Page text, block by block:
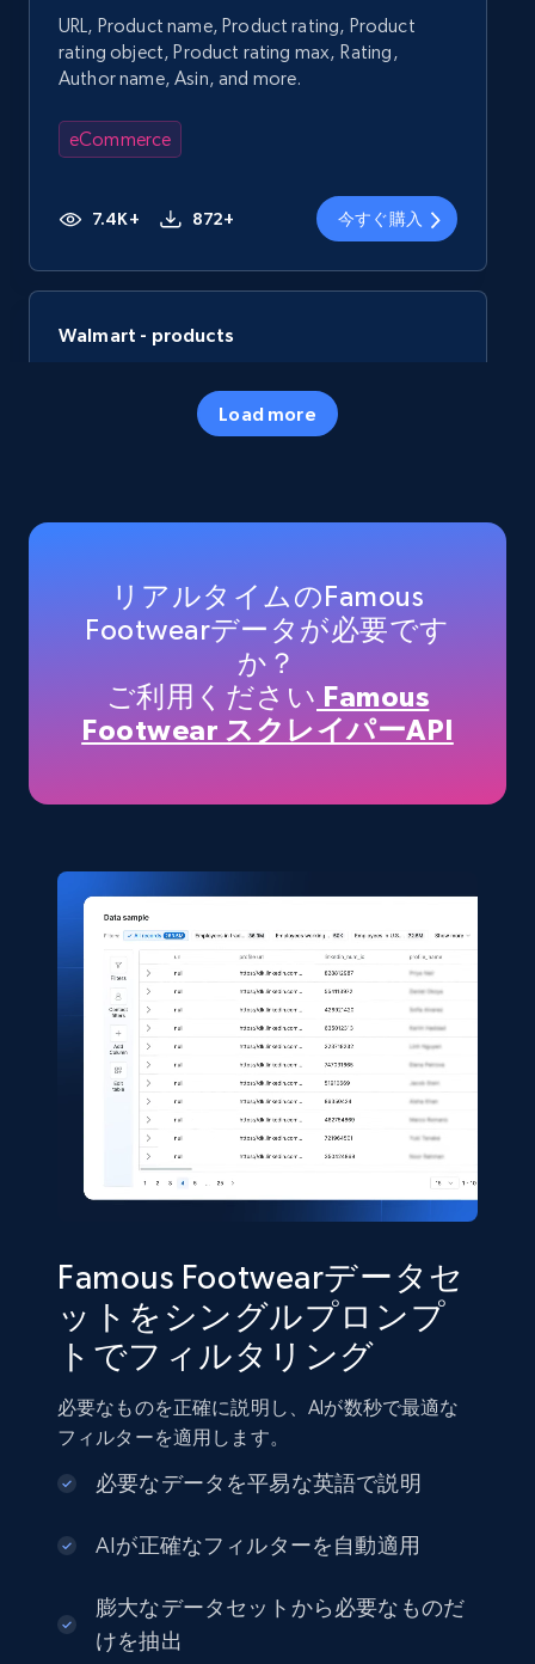
URL, Product name, Product rating, Product
rating object, Product rating max, Rating,
Author name, Asin, and more.
eCommerce
7.4K+ 872+ 今すぐ購入
Walmart - products
Specifications, Image urls, Top reviews, and
TikTok Shop
URL, Title, Available, Description, Currency, Initial
price, Final price, Discount percent, and more.
eCommerce
Shein- Products
Product name, Description, Initial price, Final
price, Currency, In stock, Color, Size, and more.
eCommerce
2.8K+ 388+ 今すぐ購入
Amazon sellers info
Seller id, URL, Seller name, Description, Detailed
eCommerce
eBay
Load more
リアルタイムのFamous
Footwearデータが必要です
か？
ご利用ください Famous
Footwear スクレイパーAPI
Famous Footwearデータセ
ットをシングルプロンプ
トでフィルタリング
必要なものを正確に説明し、AIが数秒で最適な
フィルターを適用します。
必要なデータを平易な英語で説明
AIが正確なフィルターを自動適用
膨大なデータセットから必要なものだ
けを抽出